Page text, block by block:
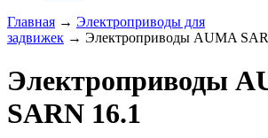
Главная → Электроприводы для
задвижек → Электроприводы AUMA
Электроприводы
SARN 16.1